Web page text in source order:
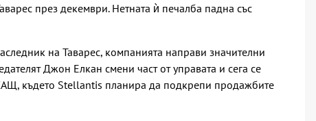
през декември. Нетната ѝ печалба падна със
на Таварес, компанията направи значителни
Джон Елкан смени част от управата и сега се
където Stellantis планира да подкрепи продажбите